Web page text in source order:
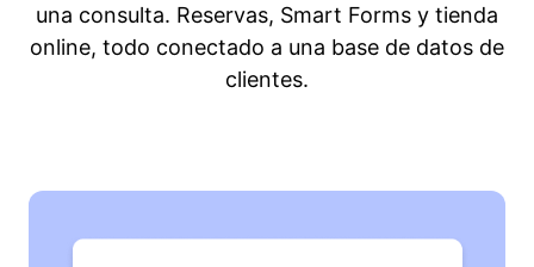
una consulta. Reservas, Smart Forms y tienda
online, todo conectado a una base de datos de
clientes.